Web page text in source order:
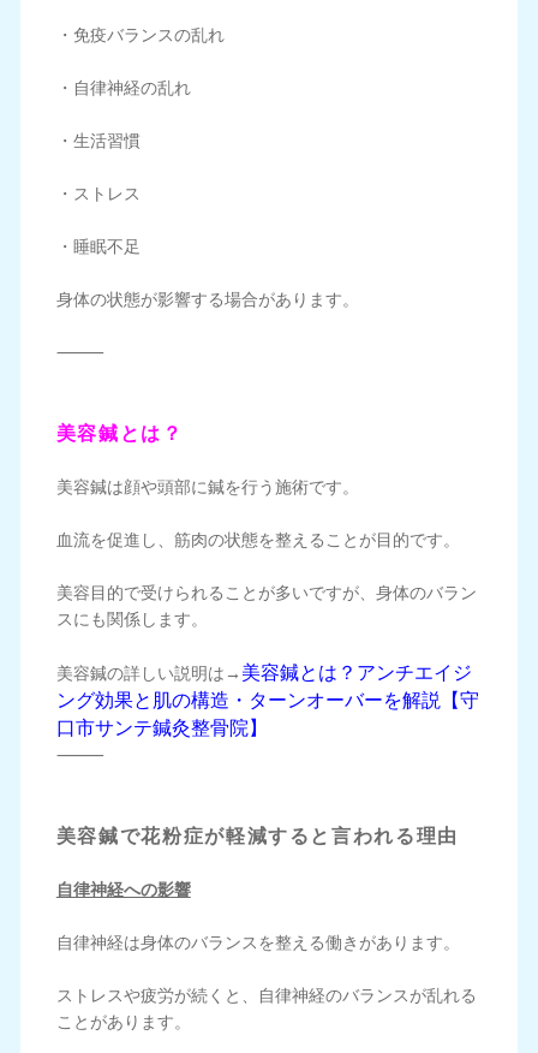
・免疫バランスの乱れ
・自律神経の乱れ
・生活習慣
・ストレス
・睡眠不足
身体の状態が影響する場合があります。
⸻
美容鍼とは？
美容鍼は顔や頭部に鍼を行う施術です。
血流を促進し、筋肉の状態を整えることが目的です。
美容目的で受けられることが多いですが、身体のバラン
スにも関係します。
美容鍼の詳しい説明は→ 美容鍼とは？アンチエイジ
ング効果と肌の構造・ターンオーバーを解説【守
口市サンテ鍼灸整骨院】
⸻
美容鍼で花粉症が軽減すると言われる理由
自律神経への影響
自律神経は身体のバランスを整える働きがあります。
ストレスや疲労が続くと、自律神経のバランスが乱れる
ことがあります。